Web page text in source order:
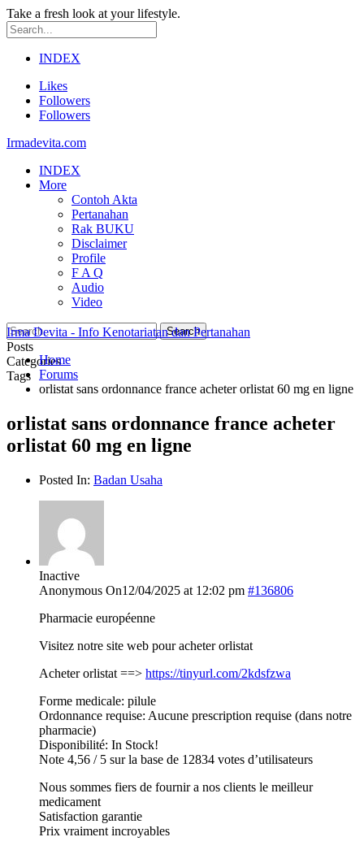
Take a fresh look at your lifestyle.
INDEX
Likes
Followers
Followers
Irmadevita.com
INDEX
More
Contoh Akta
Pertanahan
Rak BUKU
Disclaimer
Profile
F A Q
Audio
Video
Posts
Categories
Tags
Irma Devita - Info Kenotariatan dan Pertanahan
Home
Forums
orlistat sans ordonnance france acheter orlistat 60 mg en ligne
orlistat sans ordonnance france acheter
orlistat 60 mg en ligne
Posted In: Badan Usaha
Inactive
Anonymous On12/04/2025 at 12:02 pm #136806
Pharmacie européenne
Visitez notre site web pour acheter orlistat
Acheter orlistat ==> https://tinyurl.com/2kdsfzwa
Forme medicale: pilule
Ordonnance requise: Aucune prescription requise (dans notre
pharmacie)
Disponibilité: In Stock!
Note 4,56 / 5 sur la base de 12834 votes d’utilisateurs
Nous sommes fiers de fournir a nos clients le meilleur
medicament
Satisfaction garantie
Prix vraiment incroyables